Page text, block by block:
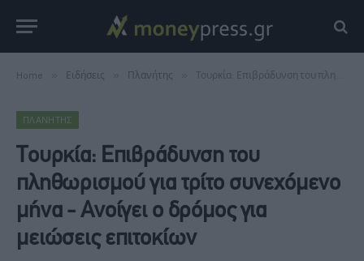
Home Ειδήσεις Πλανήτης Τουρκία: Επιβράδυνση του πληθωρισμού για τρίτο συνεχόμενο μήνα - Ανοίγει ο δρόμος για μειώσεις επιτοκίων
ΠΛΑΝΉΤΗΣ
Τουρκία: Επιβράδυνση του
πληθωρισμού για τρίτο συνεχόμενο
μήνα - Ανοίγει ο δρόμος για
μειώσεις επιτοκίων